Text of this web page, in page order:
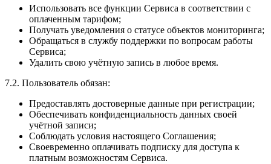
Использовать все функции Сервиса в соответствии с
оплаченным тарифом;
Получать уведомления о статусе объектов мониторинга;
Обращаться в службу поддержки по вопросам работы
Сервиса;
Удалить свою учётную запись в любое время.
7.2. Пользователь обязан:
Предоставлять достоверные данные при регистрации;
Обеспечивать конфиденциальность данных своей
учётной записи;
Соблюдать условия настоящего Соглашения;
Своевременно оплачивать подписку для доступа к
платным возможностям Сервиса.